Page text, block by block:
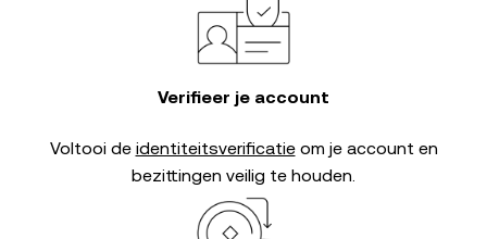
Verifieer je account
Voltooi de identiteitsverificatieom je account en
bezittingen veilig te houden.